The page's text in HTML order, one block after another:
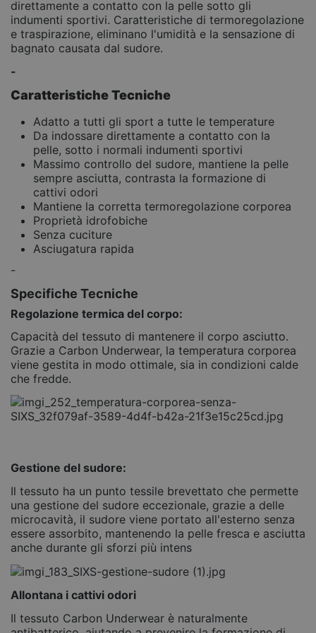
direttamente a contatto con la pelle sotto gli
indumenti sportivi. Caratteristiche di termoregolazione
e traspirazione, eliminano l'umidità e la sensazione di
bagnato causata dal sudore.
-
Caratteristiche Tecniche
Adatto a tutti gli sport a tutte le temperature
Da indossare direttamente a contatto con la
pelle, sotto i normali indumenti sportivi
Massimo controllo del sudore, mantiene la pelle
sempre asciutta, contrasta la formazione di
cattivi odori
Mantiene la corretta termoregolazione corporea
Proprietà idrofobiche
Senza cuciture
Asciugatura rapida
-
Specifiche Tecniche
Regolazione termica del corpo:
Capacità del tessuto di mantenere il corpo asciutto.
Grazie a Carbon Underwear, la temperatura corporea
viene gestita in modo ottimale, sia in condizioni calde
che fredde.
Gestione del sudore:
Il tessuto ha un punto tessile brevettato che permette
una gestione del sudore eccezionale, grazie a delle
microcavità, il sudore viene portato all'esterno senza
essere assorbito, mantenendo la pelle fresca e asciutta
anche durante gli sforzi più intens
Allontana i cattivi odori
Il tessuto Carbon Underwear è naturalmente